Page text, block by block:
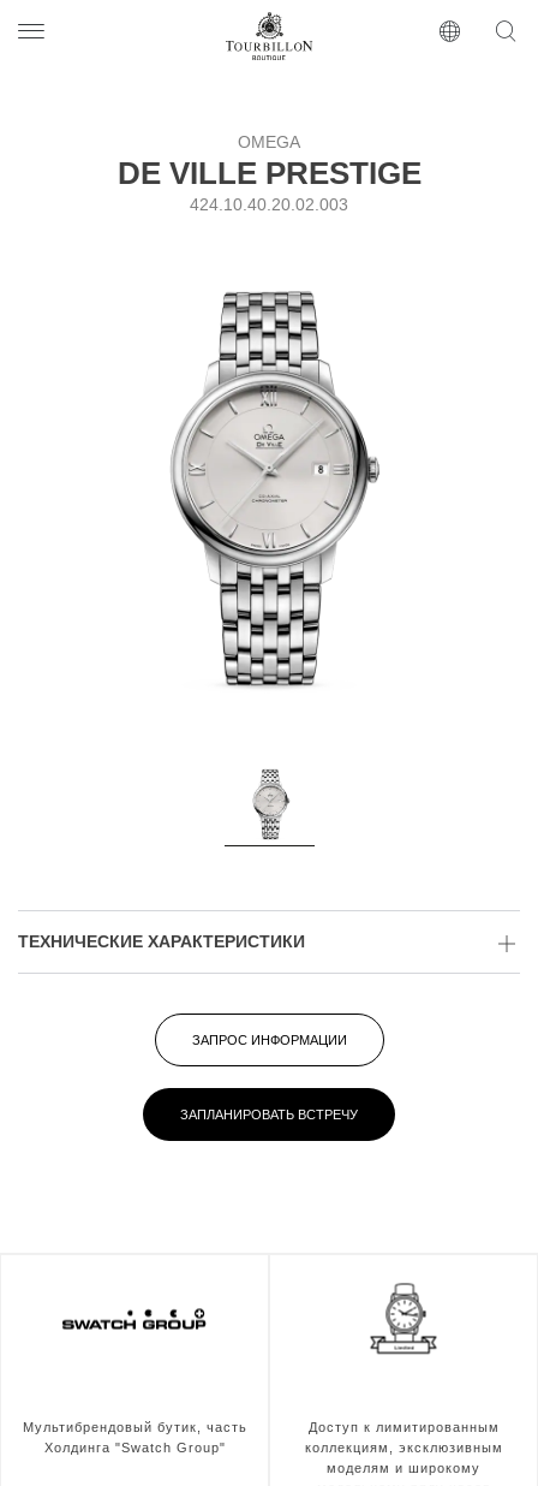
https://www.tourbillon.com/index.php/ru
OMEGA
DE VILLE PRESTIGE
424.10.40.20.02.003
ТЕХНИЧЕСКИЕ ХАРАКТЕРИСТИКИ
ЗАПРОС ИНФОРМАЦИИ
ЗАПЛАНИРОВАТЬ ВСТРЕЧУ
Мультибрендовый бутик, часть
Холдинга "Swatch Group"
Доступ к лимитированным
коллекциям, эксклюзивным
моделям и широкому